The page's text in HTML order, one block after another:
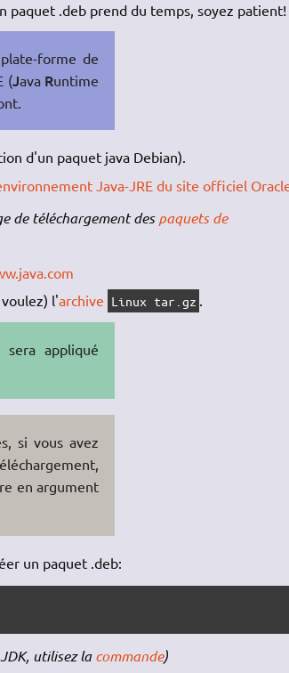
paquet .deb prend du temps, soyez patient!
forme de
(Java Runtime
d'un paquet java Debian).
Java-JRE du site officiel
de téléchargement despaquets de
l'archive Linux tar.gz .
sera appliqué
si vous avez
en argument
un paquet .deb:
utilisez lacommande)